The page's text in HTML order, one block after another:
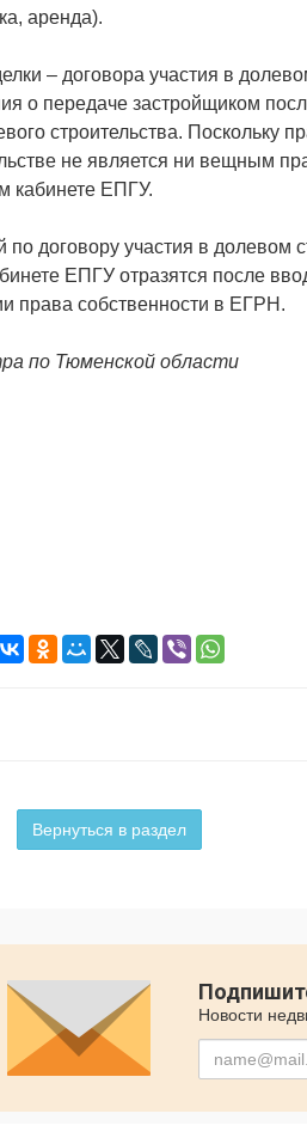
аренда).
– договора участия в
о передаче застройщиком
строительства. Поскольку
не является ни вещным
кабинете ЕПГУ.
договору участия в долевом
ЕПГУ отразятся после
права собственности в ЕГРН.
по Тюменской области
Вернуться в раздел
Новости